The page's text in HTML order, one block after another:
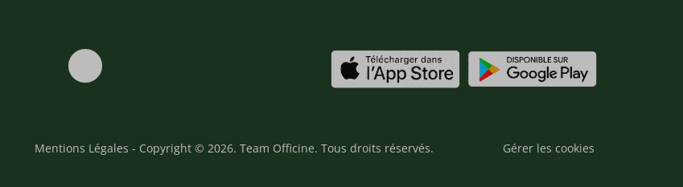
Mentions Légales - Copyright © 2026. Team Officine. Tous droits réservés. Gérer les cookies